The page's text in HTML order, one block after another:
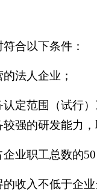
合以下条件：
法人企业；
认定范围（试行
强的研发能力
企业职工总数的
的收入不低于企